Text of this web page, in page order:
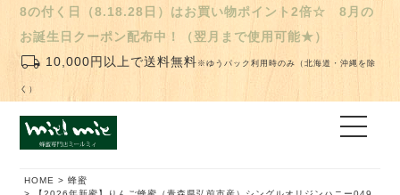
8の付く日（8.18.28日）はお買い物ポイント2倍☆ 8月の
お誕生日クーポン配布中！（翌月まで使用可能★）
local_shipping 10,000円以上で送料無料※ゆうパック利用時のみ（北海道・沖縄を除
く）
HOME
蜂蜜